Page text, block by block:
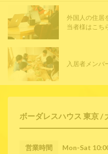
ボーダレスハウス 東京 /
営業時間 Mon-Sat
外国人の住居
当者様はこち
入居者メンバ